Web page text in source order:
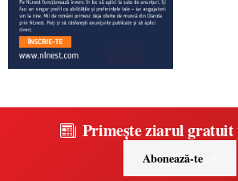
Primește ziarul gratuit
Abonează-te